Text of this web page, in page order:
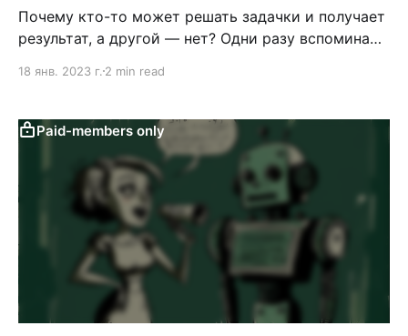
Почему кто-то может решать задачки и получает
результат, а другой — нет? Одни разу вспоминают
интерес. На самом деле правы все (как всегда).
Проблема у людей возникает тогда, когда они не
знают себя. Если вы не знаете себя,
18 янв. 2023 г. 2 min read
Paid-members only